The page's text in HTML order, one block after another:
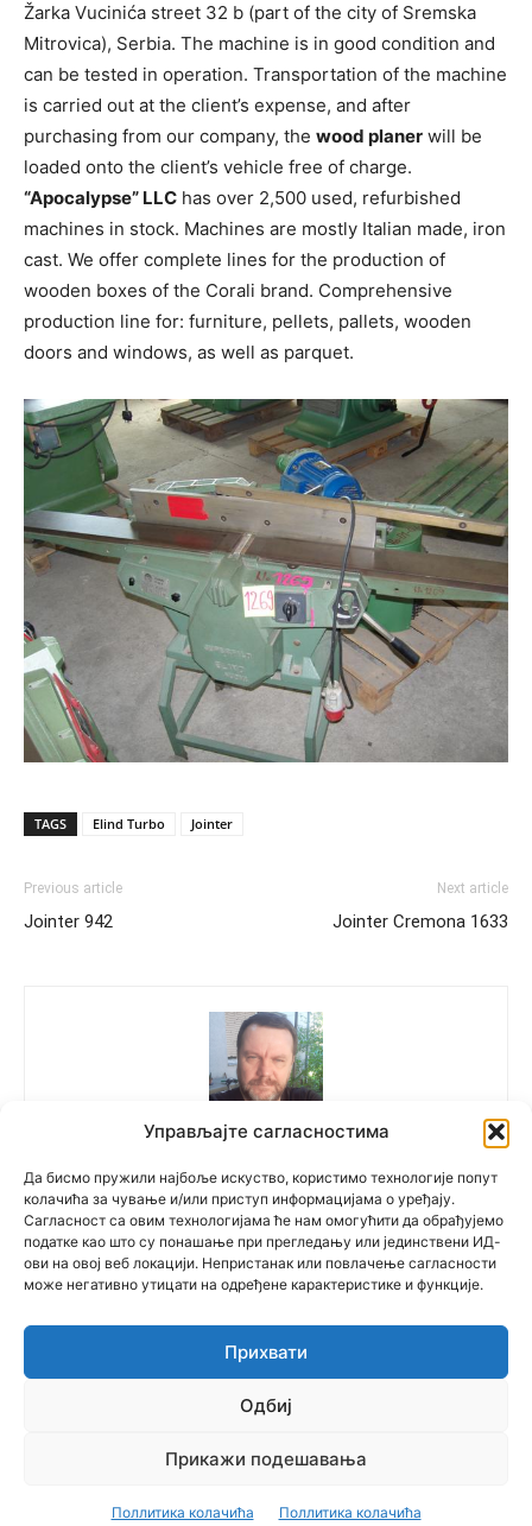
Управљајте сагласностима
Да бисмо пружили најбоље искуство, користимо технологије попут
колачића за чување и/или приступ информацијама о уређају.
Сагласност са овим технологијама ће нам омогућити да обрађујемо
податке као што су понашање при прегледању или јединствени ИД-
ови на овој веб локацији. Непристанак или повлачење сагласности
може негативно утицати на одређене карактеристике и функције.
Прихвати
Одбиј
Прикажи подешавања
Поллитика колачића Поллитика колачића
Žarka Vucinića street 32 b (part of the city of Sremska
Mitrovica), Serbia. The machine is in good condition and
can be tested in operation. Transportation of the machine
is carried out at the client’s expense, and after
purchasing from our company, the wood planer will be
loaded onto the client’s vehicle free of charge.
“Apocalypse” LLC has over 2,500 used, refurbished
machines in stock. Machines are mostly Italian made, iron
cast. We offer complete lines for the production of
wooden boxes of the Corali brand. Comprehensive
production line for: furniture, pellets, pallets, wooden
doors and windows, as well as parquet.
TAGS Elind Turbo Jointer
Previous article
Jointer 942
Next article
Jointer Cremona 1633
© Newspaper WordPress Theme by TagDiv
Multilingual WordPresswith WPML